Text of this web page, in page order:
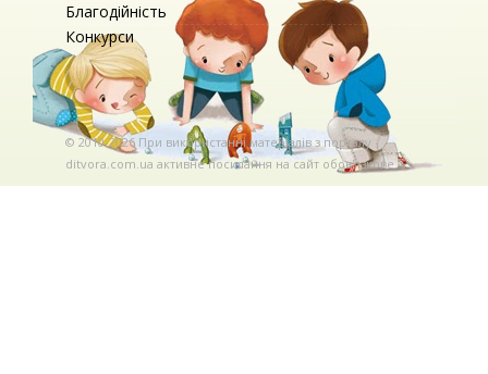
Благодійність
Конкурси
© 2010-2026 При використаннi матерiалiв з порталу
ditvora.com.ua активне посилання на сайт обов'язкове. .